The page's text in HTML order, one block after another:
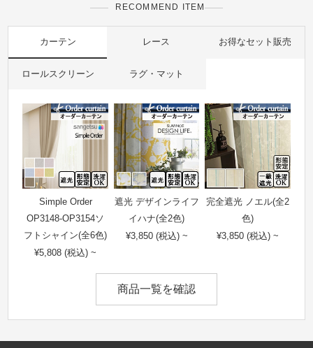
RECOMMEND ITEM
カーテン レース お得なセット販売
ロールスクリーン ラグ・マット
Simple Order
OP3148-OP3154ソ
フトシャイン(全6色)
¥5,808 (税込) ~
遮光 デザインライフ
イハナ(全2色)
¥3,850 (税込) ~
完全遮光 ノエル(全2
色)
¥3,850 (税込) ~
商品一覧を確認